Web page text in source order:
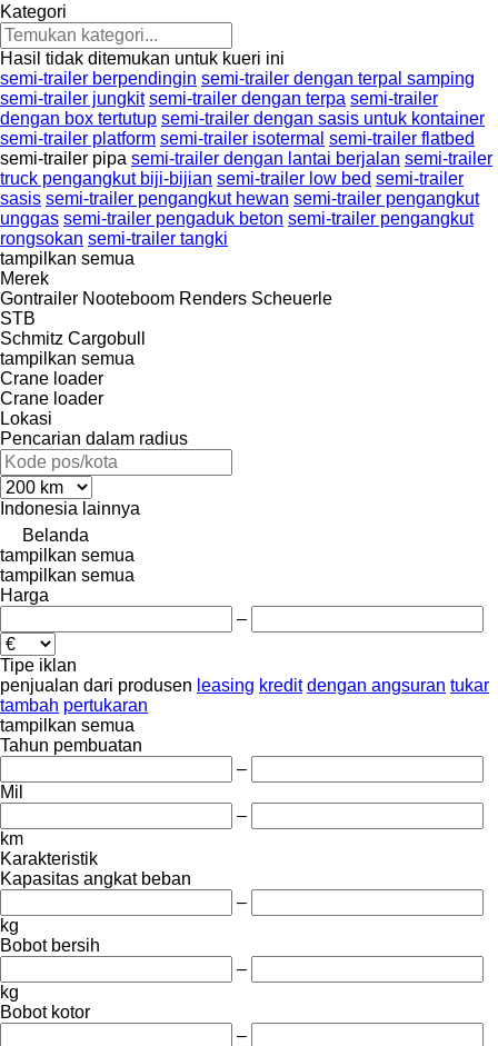
Kategori
Hasil tidak ditemukan untuk kueri ini
semi-trailer berpendingin semi-trailer dengan terpal samping
semi-trailer jungkit semi-trailer dengan terpa semi-trailer
dengan box tertutup semi-trailer dengan sasis untuk kontainer
semi-trailer platform semi-trailer isotermal semi-trailer flatbed
semi-trailer pipa semi-trailer dengan lantai berjalan semi-trailer
truck pengangkut biji-bijian semi-trailer low bed semi-trailer
sasis semi-trailer pengangkut hewan semi-trailer pengangkut
unggas semi-trailer pengaduk beton semi-trailer pengangkut
rongsokan semi-trailer tangki
tampilkan semua
Merek
Gontrailer Nooteboom Renders Scheuerle
STB
Schmitz Cargobull
tampilkan semua
Crane loader
Crane loader
Lokasi
Pencarian dalam radius
Indonesia lainnya
Belanda
tampilkan semua
tampilkan semua
Harga
–
Tipe iklan
penjualan dari produsen leasing kredit dengan angsuran tukar
tambah pertukaran
tampilkan semua
Tahun pembuatan
–
Mil
–
km
Karakteristik
Kapasitas angkat beban
–
kg
Bobot bersih
–
kg
Bobot kotor
–